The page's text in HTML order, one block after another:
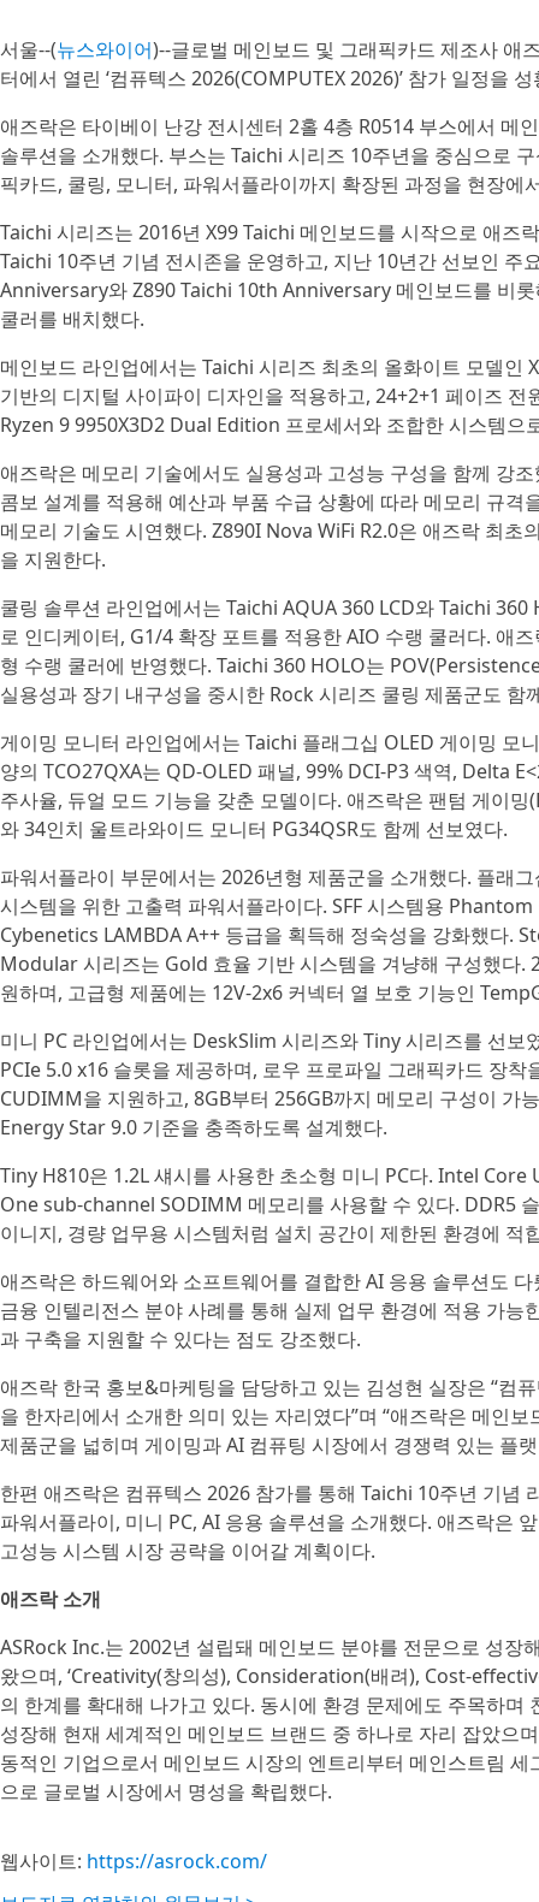
서울--(뉴스와이어)--글로벌 메인보드 및 그래픽카드 제조사 애
터에서 열린 ‘컴퓨텍스 2026(COMPUTEX 2026)’ 참가 일정을
애즈락은 타이베이 난강 전시센터 2홀 4층 R0514 부스에서 메
솔루션을 소개했다. 부스는 Taichi 시리즈 10주년을 중심으로
픽카드, 쿨링, 모니터, 파워서플라이까지 확장된 과정을 현장에
Taichi 시리즈는 2016년 X99 Taichi 메인보드를 시작으로 애즈
Taichi 10주년 기념 전시존을 운영하고, 지난 10년간 선보인
Anniversary와 Z890 Taichi 10th Anniversary 메인보드를 비
쿨러를 배치했다.
메인보드 라인업에서는 Taichi 시리즈 최초의 올화이트 모델
기반의 디지털 사이파이 디자인을 적용하고, 24+2+1 페이즈
Ryzen 9 9950X3D2 Dual Edition 프로세서와 조합한 시스템으
애즈락은 메모리 기술에서도 실용성과 고성능 구성을 함께 강
콤보 설계를 적용해 예산과 부품 수급 상황에 따라 메모리 규
메모리 기술도 시연했다. Z890I Nova WiFi R2.0은 애즈락 최
을 지원한다.
쿨링 솔루션 라인업에서는 Taichi AQUA 360 LCD와 Taichi
로 인디케이터, G1/4 확장 포트를 적용한 AIO 수랭 쿨러다. 애
형 수랭 쿨러에 반영했다. Taichi 360 HOLO는
실용성과 장기 내구성을 중시한 Rock 시리즈 쿨링 제품군도 함
게이밍 모니터 라인업에서는 Taichi 플래그십 OLED 게이밍 모
양의 TCO27QXA는 QD-OLED 패널, 99% DCI-P3 색역, Delta
주사율, 듀얼 모드 기능을 갖춘 모델이다. 애즈락은 팬텀 게이
와 34인치 울트라와이드 모니터 PG34QSR도 함께 선보였다.
파워서플라이 부문에서는 2026년형 제품군을 소개했다. 플래
시스템을 위한 고출력 파워서플라이다. SFF 시스템용
Cybenetics LAMBDA A++ 등급을 획득해 정숙성을 강화했다.
Modular 시리즈는 Gold 효율 기반 시스템을 겨냥해 구성했다.
원하며, 고급형 제품에는 12V-2x6 커넥터 열 보호 기능인
미니 PC 라인업에서는 DeskSlim 시리즈와 Tiny 시리즈를 선
PCIe 5.0 x16 슬롯을 제공하며, 로우 프로파일 그래픽카드 장
CUDIMM을 지원하고, 8GB부터 256GB까지 메모리 구성이 가
Energy Star 9.0 기준을 충족하도록 설계했다.
Tiny H810은 1.2L 섀시를 사용한 초소형 미니 PC다. Intel
One sub-channel SODIMM 메모리를 사용할 수 있다. DDR5
이니지, 경량 업무용 시스템처럼 설치 공간이 제한된 환경에 적
애즈락은 하드웨어와 소프트웨어를 결합한 AI 응용 솔루션도
금융 인텔리전스 분야 사례를 통해 실제 업무 환경에 적용 가
과 구축을 지원할 수 있다는 점도 강조했다.
애즈락 한국 홍보&마케팅을 담당하고 있는 김성현 실장은 “컴
을 한자리에서 소개한 의미 있는 자리였다”며 “애즈락은 메인
제품군을 넓히며 게이밍과 AI 컴퓨팅 시장에서 경쟁력 있는 플
한편 애즈락은 컴퓨텍스 2026 참가를 통해 Taichi 10주년 기념
파워서플라이, 미니 PC, AI 응용 솔루션을 소개했다. 애즈락은
고성능 시스템 시장 공략을 이어갈 계획이다.
애즈락 소개
ASRock Inc.는 2002년 설립돼 메인보드 분야를 전문으로 성
왔으며, ‘Creativity(창의성), Consideration(배려), Cost-
의 한계를 확대해 나가고 있다. 동시에 환경 문제에도 주목하
성장해 현재 세계적인 메인보드 브랜드 중 하나로 자리 잡았으
동적인 기업으로서 메인보드 시장의 엔트리부터 메인스트림
으로 글로벌 시장에서 명성을 확립했다.
웹사이트: https://asrock.com/